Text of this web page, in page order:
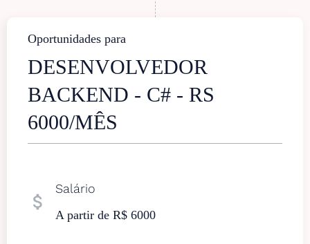
Oportunidades para
DESENVOLVEDOR
BACKEND - C# - RS
6000/MÊS
attach_money
Salário
A partir de R$ 6000